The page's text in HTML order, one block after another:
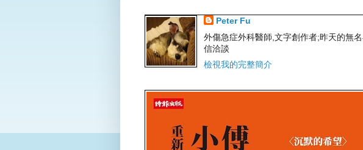
Peter Fu
外傷急症外科醫師,文字創作者;昨天的無
信洽談
檢視我的完整簡介